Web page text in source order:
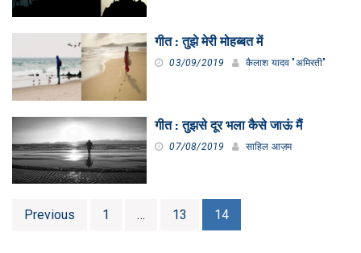
गीत : तुझे मेरी मोहब्बत में
03/09/2019 कैलाश यादव "अमिरती"
गीत : तुझसे दूर भला कैसे जाऊं मैं
07/08/2019 साहिल आज़म
Posts
Previous 1 … 13 14